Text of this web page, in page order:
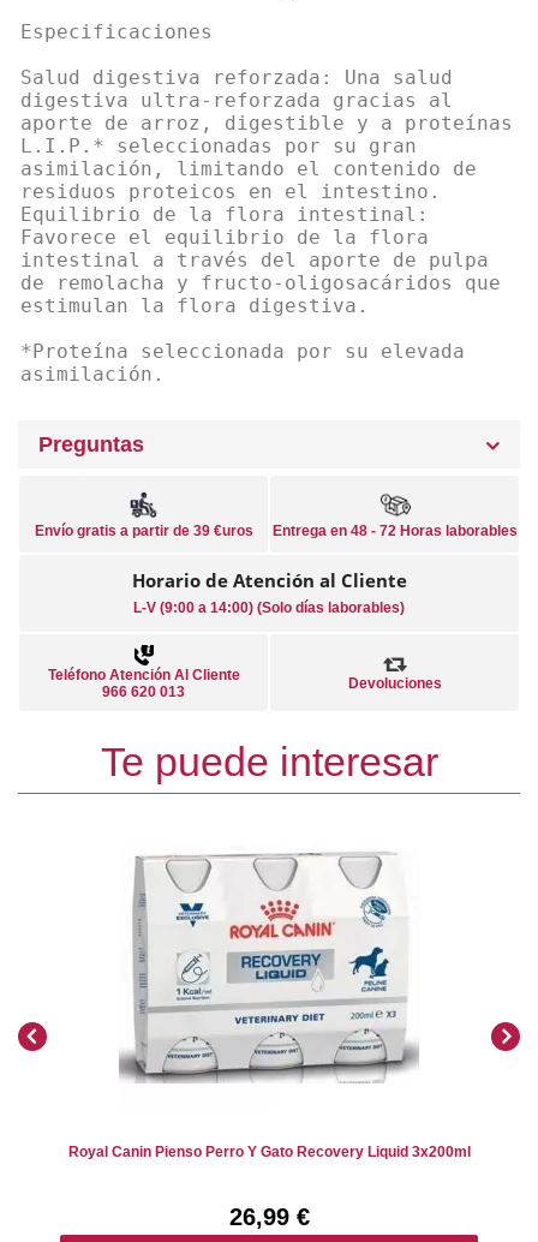
Especificaciones
Salud digestiva reforzada: Una salud
digestiva ultra-reforzada gracias al
aporte de arroz, digestible y a proteínas
L.I.P.* seleccionadas por su gran
asimilación, limitando el contenido de
residuos proteicos en el intestino.
Equilibrio de la flora intestinal:
Favorece el equilibrio de la flora
intestinal a través del aporte de pulpa
de remolacha y fructo-oligosacáridos que
estimulan la flora digestiva.
*Proteína seleccionada por su elevada
asimilación.
Preguntas
Envío gratis a partir de 39 €uros Entrega en 48 - 72 Horas laborables
Horario de Atención al Cliente
L-V (9:00 a 14:00) (Solo días laborables)
Teléfono Atención Al Cliente
966 620 013
Devoluciones
Te puede interesar
Royal Canin Pienso Perro Y Gato Recovery Liquid 3x200ml
26,99 €